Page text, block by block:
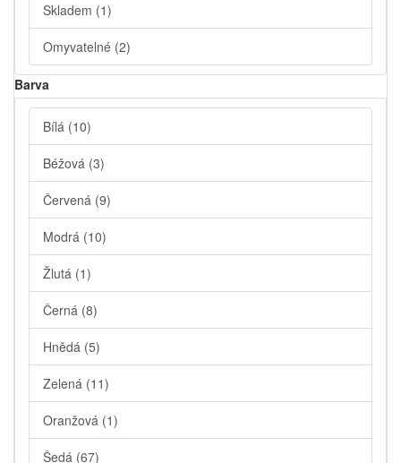
Skladem (1)
Omyvatelné (2)
Barva
Bílá (10)
Béžová (3)
Červená (9)
Modrá (10)
Žlutá (1)
Černá (8)
Hnědá (5)
Zelená (11)
Oranžová (1)
Šedá (67)